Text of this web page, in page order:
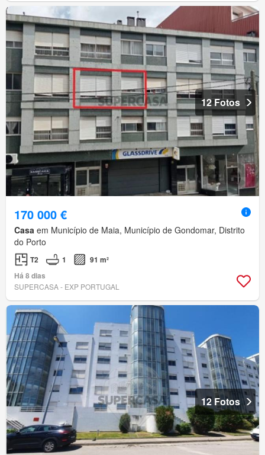
12 Fotos
170 000 €
Casa em Município de Maia, Município de Gondomar, Distrito
do Porto
T2 1
91 m²
Há 8 dias
SUPERCASA - EXP PORTUGAL
12 Fotos